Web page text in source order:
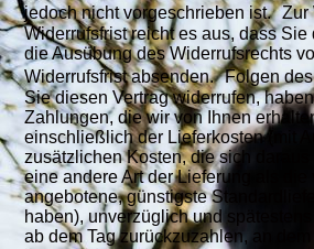
jedoch nicht vorgeschrieben ist. Zur
Widerrufsfrist reicht es aus, dass
die Ausübung des Widerrufsrechts
Widerrufsfrist absenden. Folgen
Sie diesen Vertrag widerrufen,
Zahlungen, die wir von Ihnen
einschließlich der Lieferkosten (mit
zusätzlichen Kosten, die sich
eine andere Art der Lieferung als die
angebotene, günstigste
haben), unverzüglich und
ab dem Tag zurückzuzahlen, an